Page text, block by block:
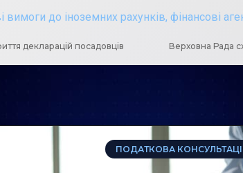
вимоги до іноземних рахунків, фінансові
декларацій посадовців
Верховна Рада
ПОДАТКОВА